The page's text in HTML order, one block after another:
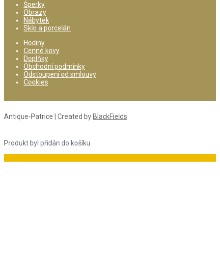
Šperky
Obrazy
Nábytek
Sklo a porcelán
Hodiny
Cenné kovy
Doplňky
Obchodní podmínky
Odstoupení od smlouvy
Cookies
Antique-Patrice | Created by BlackFields
Produkt byl přidán do košíku